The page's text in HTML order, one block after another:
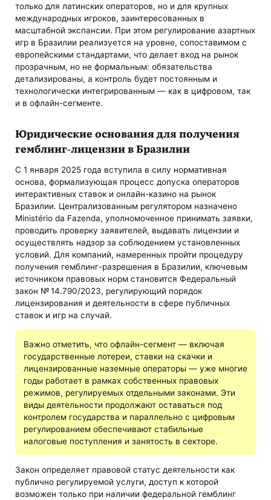
только для латинских операторов, но и для крупных
международных игроков, заинтересованных в
масштабной экспансии. При этом регулирование азартных
игр в Бразилии реализуется на уровне, сопоставимом с
европейскими стандартами, что делает вход на рынок
прозрачным, но не формальным: обязательства
детализированы, а контроль будет постоянным и
технологически интегрированным — как в цифровом, так
и в офлайн-сегменте.
Юридические основания для получения
гемблинг-лицензии в Бразилии
С 1 января 2025 года вступила в силу нормативная
основа, формализующая процесс допуска операторов
интерактивных ставок и онлайн-казино на рынок
Бразилии. Централизованным регулятором назначено
Ministério da Fazenda, уполномоченное принимать заявки,
проводить проверку заявителей, выдавать лицензии и
осуществлять надзор за соблюдением установленных
условий. Для компаний, намеренных пройти процедуру
получения гемблинг-разрешения в Бразилии, ключевым
источником правовых норм становится Федеральный
закон № 14.790/2023, регулирующий порядок
лицензирования и деятельности в сфере публичных
ставок и игр на случай.
Важно отметить, что офлайн-сегмент — включая
государственные лотереи, ставки на скачки и
лицензированные наземные операторы — уже многие
годы работает в рамках собственных правовых
режимов, регулируемых отдельными законами. Эти
виды деятельности продолжают оставаться под
контролем государства и параллельно с цифровым
регулированием обеспечивают стабильные
налоговые поступления и занятость в секторе.
Закон определяет правовой статус деятельности как
публично регулируемой услуги, доступ к которой
возможен только при наличии федеральной гемблинг